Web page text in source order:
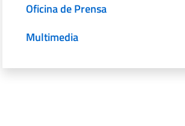
Oficina de Prensa
Multimedia